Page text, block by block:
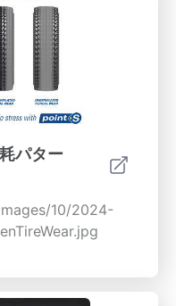
パター
10/2024-